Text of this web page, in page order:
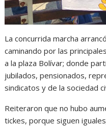
La concurrida marcha
caminando por las
a la plaza Bolívar; donde
jubilados, pensionados,
sindicatos y de la sociedad
Reiteraron que no hubo
tickes, porque siguen